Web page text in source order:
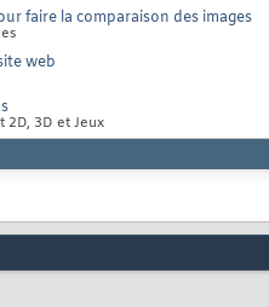
faire la comparaison des images
web
2D, 3D et Jeux